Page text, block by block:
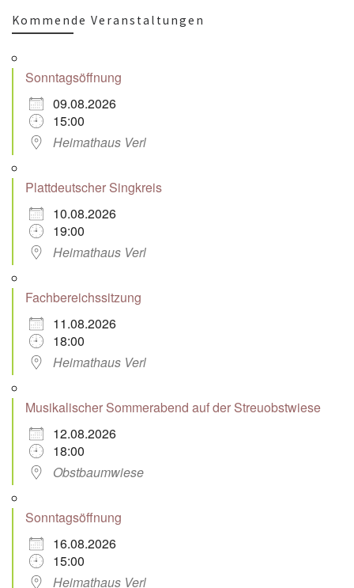
Kommende Veranstaltungen
Sonntagsöffnung
09.08.2026
15:00
Heimathaus Verl
Plattdeutscher Singkreis
10.08.2026
19:00
Heimathaus Verl
Fachbereichssitzung
11.08.2026
18:00
Heimathaus Verl
Musikalischer Sommerabend auf der Streuobstwiese
12.08.2026
18:00
Obstbaumwiese
Sonntagsöffnung
16.08.2026
15:00
Heimathaus Verl